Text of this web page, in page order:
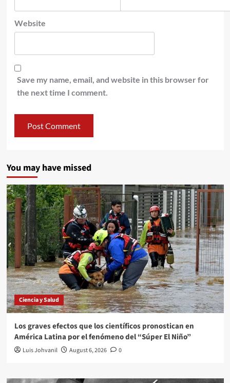
Website
Save my name, email, and website in this browser for
the next time I comment.
You may have missed
Ciencia y Salud
Los graves efectos que los científicos pronostican en
América Latina por el fenómeno del “Súper El Niño”
Luis Johvanil August 6, 2026 0